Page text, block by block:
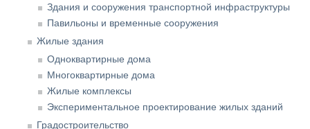
Здания и сооружения транспортной инфраструктуры
Павильоны и временные сооружения
Жилые здания
Одноквартирные дома
Многоквартирные дома
Жилые комплексы
Экспериментальное проектирование жилых зданий
Градостроительство